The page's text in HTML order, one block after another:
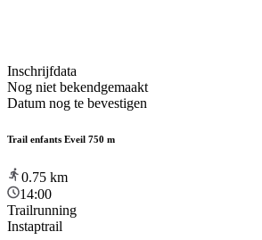
Inschrijfdata
Nog niet bekendgemaakt
Datum nog te bevestigen
Trail enfants Eveil 750 m
0.75 km
14:00
Trailrunning
Instaptrail